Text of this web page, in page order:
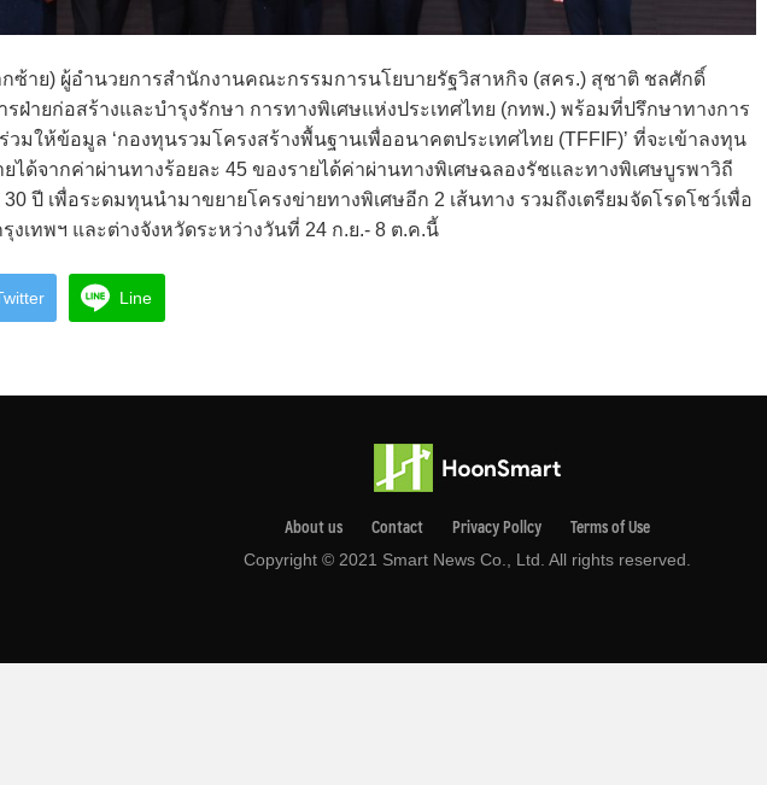
กซ้าย) ผู้อำนวยการสำนักงานคณะกรรมการนโยบายรัฐวิสาหกิจ (สคร.) สุชาติ ชลศักดิ์
ฝ่ายก่อสร้างและบำรุงรักษา การทางพิเศษแห่งประเทศไทย (กทพ.) พร้อมที่ปรึกษาทางการ
วมให้ข้อมูล ‘กองทุนรวมโครงสร้างพื้นฐานเพื่ออนาคตประเทศไทย (TFFIF)’ ที่จะเข้าลงทุน
ได้จากค่าผ่านทางร้อยละ 45 ของรายได้ค่าผ่านทางพิเศษฉลองรัชและทางพิเศษบูรพาวิถี
30 ปี เพื่อระดมทุนนำมาขยายโครงข่ายทางพิเศษอีก 2 เส้นทาง รวมถึงเตรียมจัดโรดโชว์เพื่อ
เทพฯ และต่างจังหวัดระหว่างวันที่ 24 ก.ย.- 8 ต.ค.นี้
Line
About us Contact Privacy Pollcy Terms of Use
Copyright © 2021 Smart News Co., Ltd. All rights reserved.